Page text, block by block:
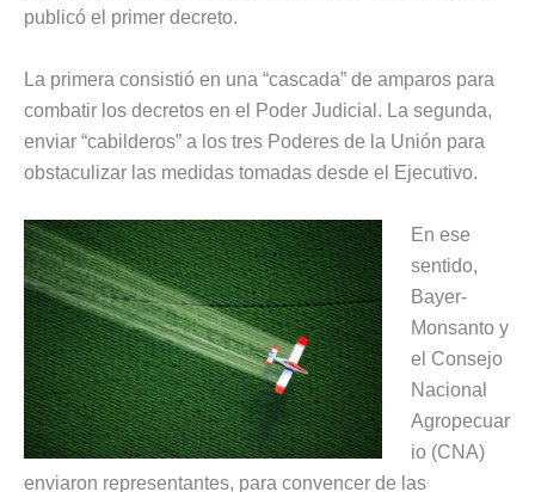
publicó el primer decreto.
La primera consistió en una “cascada” de amparos para
combatir los decretos en el Poder Judicial. La segunda,
enviar “cabilderos” a los tres Poderes de la Unión para
obstaculizar las medidas tomadas desde el Ejecutivo.
En ese
sentido,
Bayer-
Monsanto y
el Consejo
Nacional
Agropecuar
io (CNA)
enviaron representantes, para convencer de las